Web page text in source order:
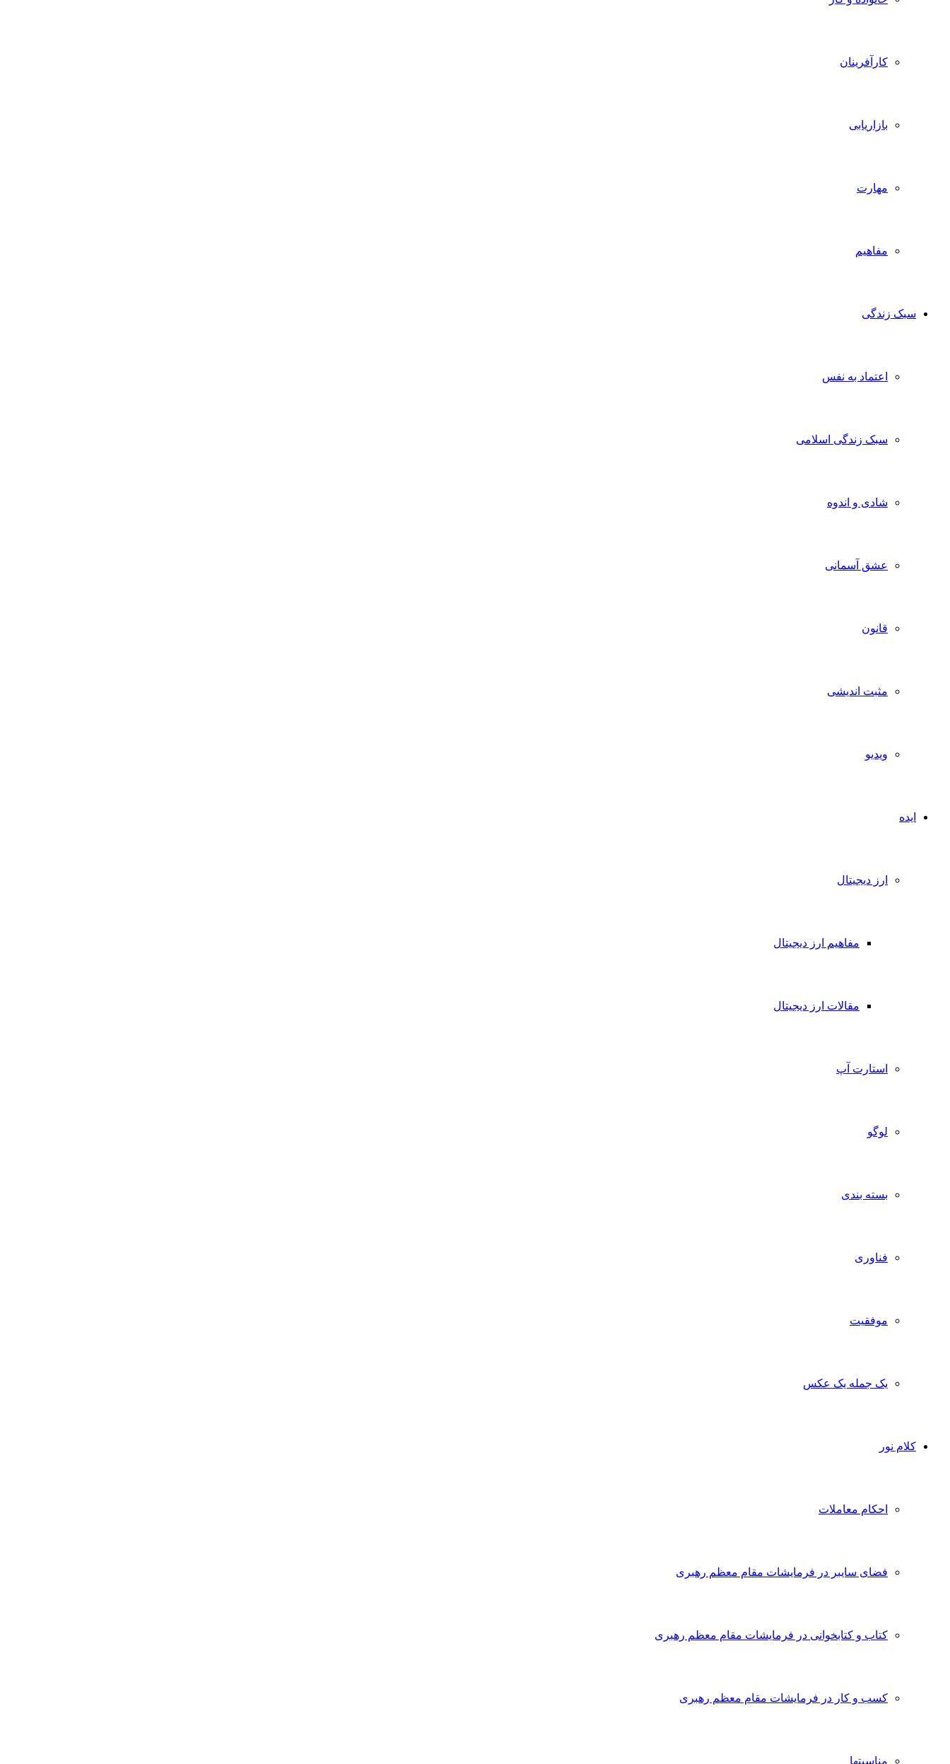
کارآفرینان
بازاریابی
مهارت
مفاهیم
سبک زندگی
اعتماد به نفس
سبک زندگی اسلامی
شادی و اندوه
عشق آسمانی
قانون
مثبت اندیشی
ویدیو
ایده
ارز دیجیتال
مفاهیم ارز دیجیتال
مقالات ارز دیجیتال
استارت آپ
لوگو
بسته بندی
فناوری
موفقیت
یک جمله یک عکس
کلام نور
احکام معاملات
فضای سایبر در فرمایشات مقام معظم رهبری
کتاب و کتابخوانی در فرمایشات مقام معظم رهبری
کسب و کار در فرمایشات مقام معظم رهبری
مناسبتها